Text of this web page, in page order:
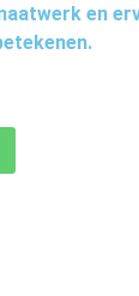
en